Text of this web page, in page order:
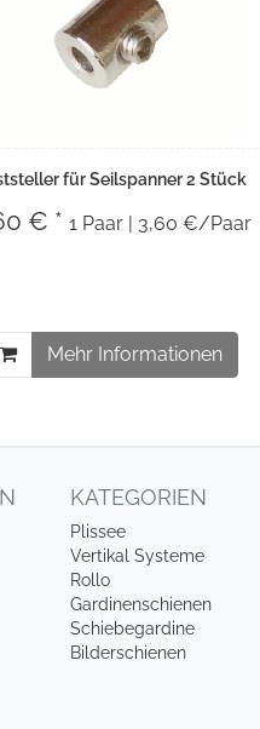
für Seilspanner 2 Stück
€ * 1 Paar | 3,60 €/Paar
Mehr Informationen
KATEGORIEN
Plissee
Vertikal Systeme
Rollo
Gardinenschienen
Schiebegardine
Bilderschienen